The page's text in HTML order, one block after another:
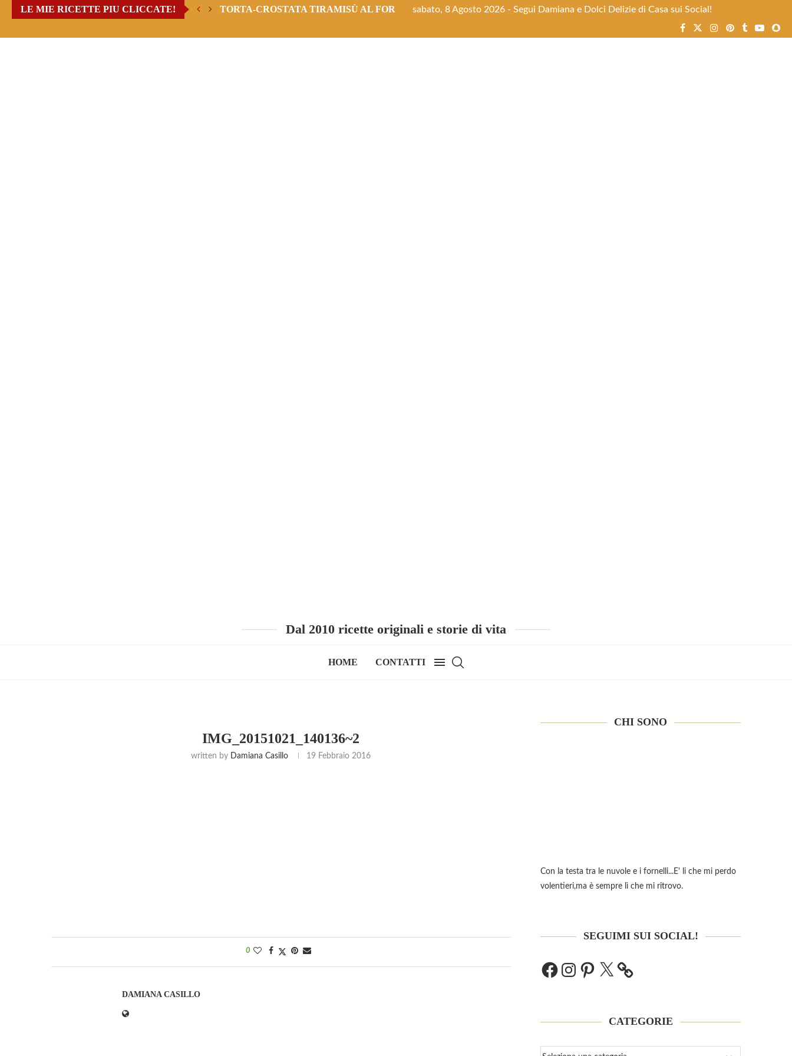
LE MIE RICETTE PIU CLICCATE! TORTA-CROSTATA TIRAMISÙ AL FORNO sabato, 8 Agosto 2026 - Segui Damiana e Dolci Delizie di Casa sui Social!
Dal 2010 ricette originali e storie di vita
HOME CONTATTI
IMG_20151021_140136~2
written by Damiana Casillo 19 Febbraio 2016
0
DAMIANA CASILLO
CHI SONO
Con la testa tra le nuvole e i fornelli...E' li che mi perdo
volentieri,ma è sempre lì che mi ritrovo.
SEGUIMI SUI SOCIAL!
CATEGORIE